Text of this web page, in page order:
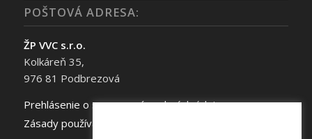
POŠTOVÁ ADRESA:
ŽP VVC s.r.o.
Kolkáreň 35,
976 81 Podbrezová
Prehlásenie o spracovaní osobných údajov
Zásady používania súborov cookie